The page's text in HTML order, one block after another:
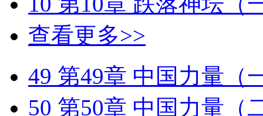
查看更多>>
49 第49章 中国力量（
50 第50章 中国力量（